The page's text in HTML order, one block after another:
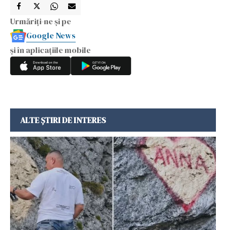
Urmăriți-ne și pe
Google News
și în aplicațiile mobile
ALTE ȘTIRI DE INTERES